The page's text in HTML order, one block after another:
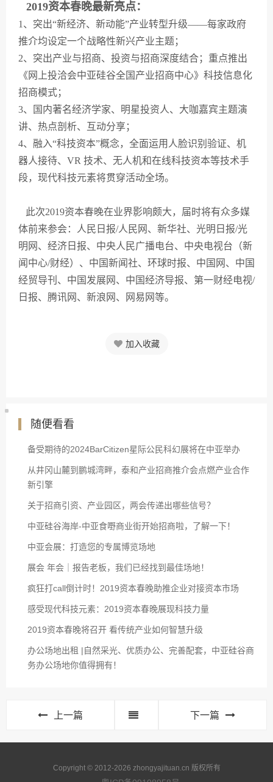
2019资本春晚最新亮点：
1、突出“新经济、新动能”产业转型升级——每家政府
推介均设定一个战略性新兴产业主题；
2、突出产业与招商、投资与招商深度结合；重点推出
《网上投洽会中亚硅谷全国产业招商中心》科技信息化
招商模式；
3、国内著名经济学家、明星投资人、大咖嘉宾主题演
讲、热点剖析、互动分享；
4、融入“科技资本”概念，全面运用人脸识别验证、机
器人接待、VR 技术、无人机和在线科技资本等技术手
段，现代科技元素将贯穿活动全场。
此次2019资本春晚在业界影响颇大，届时将有众多媒
体前来参会：人民日报/人民网、新华社、光明日报/光
明网、经济日报、中央人民广播电台、中央电视台（新
闻中心/财经）、中国新闻社、环球时报、中国网、中国
经贸导刊、中国发展网、中国经济导报、第一财经电视/
日报、腾讯网、新浪网、网易网等。
加入收藏
随便看看
备受期待的2024BarCitizen星际公民科幻展将在中亚举办
从井冈山麓到鹏城湾畔，泰和产业招商推介会点燃产业合作
新引擎
关于招商引资、产业园区，两会传递出哪些信号？
中亚硅谷海岸-中亚食嘢商业街开始招商啦，了解一下！
中亚会展：打造您的专属博览场地
展会 年会｜报告老板，我们已经找到最佳场地！
疯狂打call倒计时！2019资本春晚助推企业对接资本市场
感受现代科技元素：2019资本春晚展现科技力量
2019资本春晚将召开 看传统产业如何智慧升级
办公场地出租 |自然采光、优质办公、完善配套，中亚硅谷商
务办公场地你值得拥有！
上一篇 下一篇
Copyright © 2012-2026 zhongyajituan.cn 版权所有